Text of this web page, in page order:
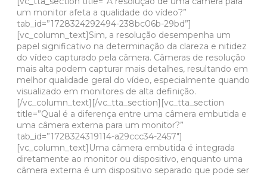
um monitor afeta a qualidade do vídeo?”
tab_id=”1728324292494-238bc06b-29bd”]
[vc_column_text]Sim, a resolução desempenha um
papel significativo na determinação da clareza e nitidez
do vídeo capturado pela câmera. Câmeras de resolução
mais alta podem capturar mais detalhes, resultando em
melhor qualidade geral do vídeo, especialmente quando
visualizado em monitores de alta definição.
[/vc_column_text][/vc_tta_section][vc_tta_section
title=”Qual é a diferença entre uma câmera embutida e
uma câmera externa para um monitor?”
tab_id=”1728324319114-a29ccc34-2457″]
[vc_column_text]Uma câmera embutida é integrada
diretamente ao monitor ou dispositivo, enquanto uma
câmera externa é um dispositivo separado que pode ser